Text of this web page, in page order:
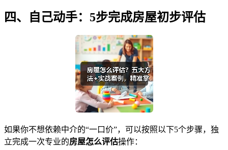
四、自己动手：5步完成房屋初步评估
如果你不想依赖中介的“一口价”，可以按照以下5个步骤，独
立完成一次专业的房屋怎么评估操作：